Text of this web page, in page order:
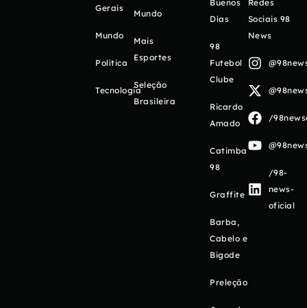
Gerais
Mundo
Política
Tecnologia
Mundo
Mais
Esportes
Seleção
Brasileira
Buenos
Días
98
Futebol
Clube
Ricardo
Amado
Catimba
98
Graffite
Barba,
Cabelo e
Bigode
Preleção
Redes
Sociais 98
News
/
/98-
news-
oficial